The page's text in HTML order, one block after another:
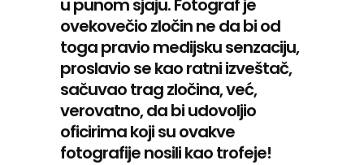
u punom sjaju. Fotograf je
ovekovečio zločin ne da bi od
toga pravio medijsku senzaciju,
proslavio se kao ratni izveštač,
sačuvao trag zločina, već,
verovatno, da bi udovoljio
oficirima koji su ovakve
fotografije nosili kao trofeje!